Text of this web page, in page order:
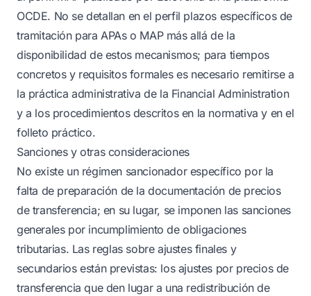
OCDE. No se detallan en el perfil plazos específicos de
tramitación para APAs o MAP más allá de la
disponibilidad de estos mecanismos; para tiempos
concretos y requisitos formales es necesario remitirse a
la práctica administrativa de la Financial Administration
y a los procedimientos descritos en la normativa y en el
folleto práctico.
Sanciones y otras consideraciones
No existe un régimen sancionador específico por la
falta de preparación de la documentación de precios
de transferencia; en su lugar, se imponen las sanciones
generales por incumplimiento de obligaciones
tributarias. Las reglas sobre ajustes finales y
secundarios están previstas: los ajustes por precios de
transferencia que den lugar a una redistribución de